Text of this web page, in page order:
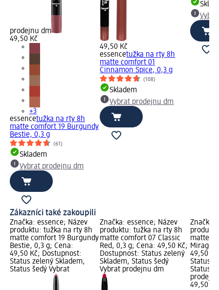
prodejnu dm
49,50 Kč
+3
essencetužka na rty 8h
matte comfort 19 Burgundy
Bestie, 0,3 g
(61)
Skladem
Vybrat prodejnu dm
49,50 Kč
essencetužka na rty 8h
matte comfort 01
Cinnamon Spice, 0,3 g
(108)
Skladem
Vybrat prodejnu dm
Zákazníci také zakoupili
Značka: essence; Název
produktu: tužka na rty 8h
matte comfort 19 Burgundy
Bestie, 0,3 g; Cena:
49,50 Kč; Dostupnost:
Status zelený Skladem,
Status šedý Vybrat
Značka: essence; Název
produktu: tužka na rty 8h
matte comfort 07 Classic
Red, 0,3 g; Cena: 49,50 Kč;
Dostupnost: Status zelený
Skladem, Status šedý
Vybrat prodejnu dm
Značka:
matte
Mirage,
49,50
Status
Status
49,50 Kč